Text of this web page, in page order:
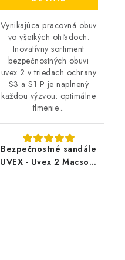
Vynikajúca pracovná obuv
vo všetkých ohľadoch.
Inovatívny sortiment
bezpečnostných obuvi
uvex 2 v triedach ochrany
S3 a S1 P je naplnený
každou výzvou: optimálne
tlmenie...
Bezpečnostné sandále
UVEX - Uvex 2 Macsole